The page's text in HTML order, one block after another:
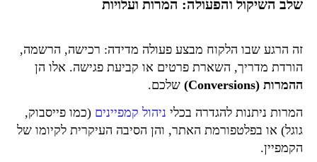
שלב השיקול והפעולה: המרות ועלויות
זה הרגע שבו הלקוח מבצע פעולה מדידה: רכישה, הרשמה,
הורדת מדריך, השארת פרטים או קביעת פגישה. אלו הן
ההמרות (Conversions)
שלכם.
המרות ניתנות להגדרה בכלי ניהול קמפיינים (כמו פייסבוק,
גוגל) או בפלטפורמת האתר, והן הסיבה העיקרית לקיומו של
הקמפיין.